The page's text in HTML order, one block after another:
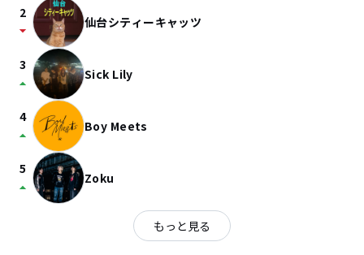
2
arrow_drop_down 仙台シティーキャッツ
3
arrow_drop_up Sick Lily
4
arrow_drop_up Boy Meets
5
arrow_drop_up Zoku
もっと見る